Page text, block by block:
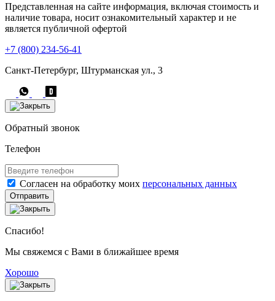
Представленная на сайте информация, включая стоимость и
наличие товара, носит ознакомительный характер и не
является публичной офертой
+7 (800) 234-56-41
Санкт-Петербург, Штурманская ул., 3
Обратный звонок
Телефон
Согласен на обработку моих персональных данных
Отправить
Спасибо!
Мы свяжемся с Вами в ближайшее время
Хорошо